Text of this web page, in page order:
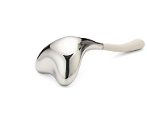
nach
links